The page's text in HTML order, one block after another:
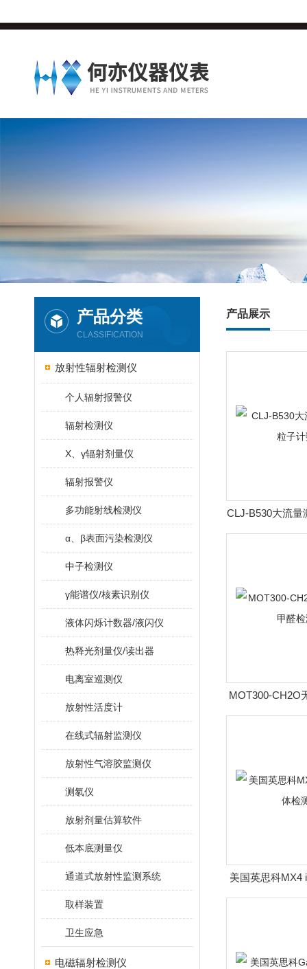
产品分类
CLASSIFICATION
放射性辐射检测仪
个人辐射报警仪
辐射检测仪
X、γ辐射剂量仪
辐射报警仪
多功能射线检测仪
α、β表面污染检测仪
中子检测仪
γ能谱仪/核素识别仪
液体闪烁计数器/液闪仪
热释光剂量仪/读出器
电离室巡测仪
放射性活度计
在线式辐射监测仪
放射性气溶胶监测仪
测氡仪
放射剂量估算软件
低本底测量仪
通道式放射性监测系统
取样装置
卫生应急
电磁辐射检测仪
产品展示
CLJ-B530大流量
数
MOT300-CH2O
检
美国英思科MX4
测